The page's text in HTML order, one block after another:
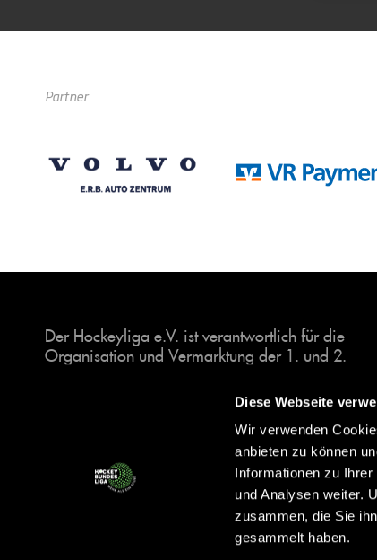
Diese Webseite
Wir verwenden
anbieten zu können
Informationen zu
und Analysen weiter.
zusammen, die Sie
gesammelt haben.
Partner
Der Hockeyliga e.V. ist verantwortlich für die
Organisation und Vermarktung der 1. und 2.
Halle. Insgesamt sind über 60 Vereine unter dem
Dach der Hockeyliga organisiert, sowohl im
Herren als auch im Damen Bereich.